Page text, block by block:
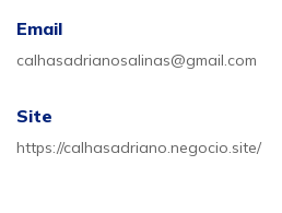
Email
calhasadrianosalinas@gmail.com
Site
https://calhasadriano.negocio.site/